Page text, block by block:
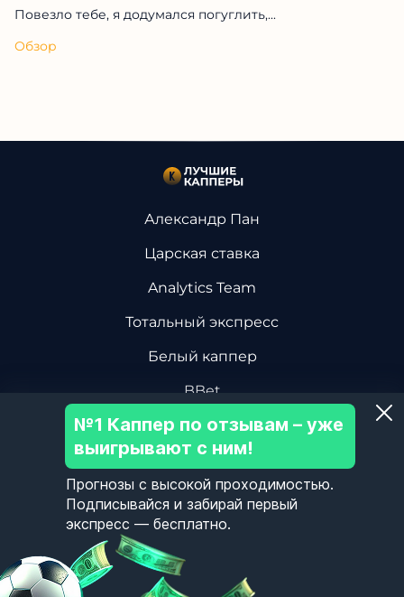
Повезло тебе, я додумался погуглить,...
Обзор
Александр Пан
Царская ставка
Analytics Team
Тотальный экспресс
Белый каппер
BBet
Василий Винокуров
Дмитрий Ревизор БК
Центр Хоккейной Аналитики
Олег Соловьев
Пользовательское Соглашение
№1 Каппер по отзывам – уже
выигрывают с ним!
Прогнозы с высокой проходимостью.
Подписывайся и забирай первый
экспресс — бесплатно.